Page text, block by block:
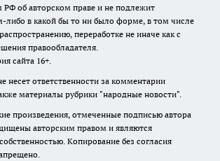
РФ об авторском праве и не подлежит
либо в какой бы то ни было форме, в том числе
переработке не иначе как с
правообладателя.
сайта 16+.
несет ответственности за комментарии
материалы рубрики "народные новости".
произведения, отмеченные подписью автора
авторским правом и являются
Копирование без согласия